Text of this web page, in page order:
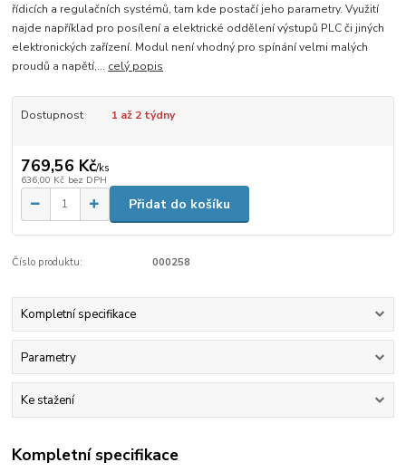
řídicích a regulačních systémů, tam kde postačí jeho parametry. Využití
najde například pro posílení a elektrické oddělení výstupů PLC či jiných
elektronických zařízení. Modul není vhodný pro spínání velmi malých
proudů a napětí,... celý popis
Dostupnost 1 až 2 týdny
769,56 Kč/ks
636,00 Kč bez DPH
Přidat do košíku
Číslo produktu: 000258
Kompletní specifikace
Parametry
Ke stažení
Kompletní specifikace